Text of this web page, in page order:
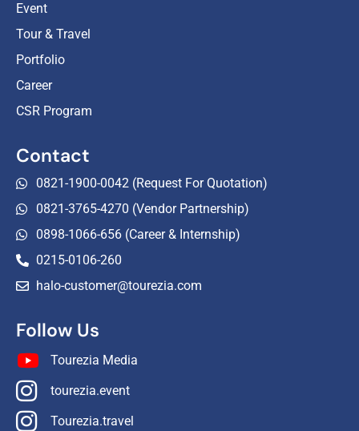
Event
Tour & Travel
Portfolio
Career
CSR Program
Contact
0821-1900-0042 (Request For Quotation)
0821-3765-4270 (Vendor Partnership)
0898-1066-656 (Career & Internship)
0215-0106-260
halo-customer@tourezia.com
Follow Us
Tourezia Media
tourezia.event
Tourezia.travel